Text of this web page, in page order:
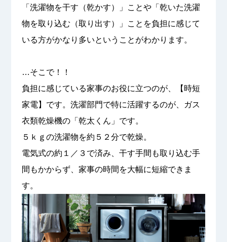
「洗濯物を干す（乾かす）」ことや「乾いた洗濯
物を取り込む（取り出す）」ことを負担に感じて
いる方がかなり多いということがわかります。
…そこで！！
負担に感じている家事のお役に立つのが、【時短
家電】です。洗濯部門で特に活躍するのが、ガス
衣類乾燥機の「乾太くん」です。
５ｋｇの洗濯物を約５２分で乾燥。
電気式の約１／３で済み、干す手間も取り込む手
間もかからず、家事の時間を大幅に短縮できま
す。